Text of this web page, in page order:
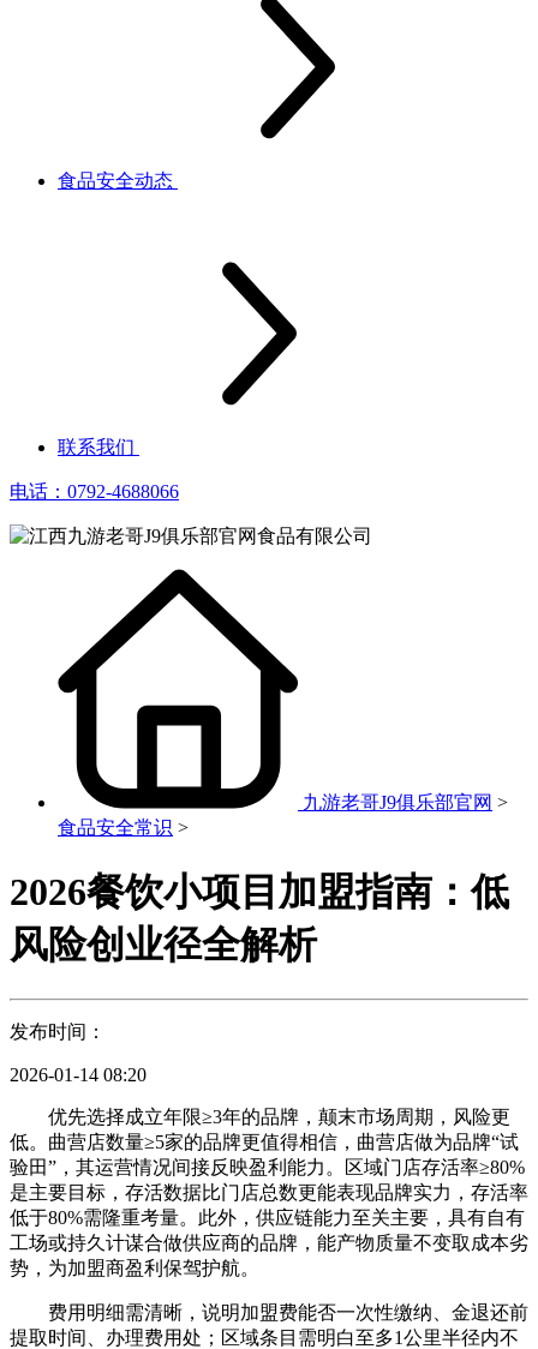
食品安全动态
联系我们
电话：0792-4688066
九游老哥J9俱乐部官网 >
食品安全常识 >
2026餐饮小项目加盟指南：低
风险创业径全解析
发布时间：
2026-01-14 08:20
优先选择成立年限≥3年的品牌，颠末市场周期，风险更
低。曲营店数量≥5家的品牌更值得相信，曲营店做为品牌“试
验田”，其运营情况间接反映盈利能力。区域门店存活率≥80%
是主要目标，存活数据比门店总数更能表现品牌实力，存活率
低于80%需隆重考量。此外，供应链能力至关主要，具有自有
工场或持久计谋合做供应商的品牌，能产物质量不变取成本劣
势，为加盟商盈利保驾护航。
费用明细需清晰，说明加盟费能否一次性缴纳、金退还前
提取时间、办理费用处；区域条目需明白至多1公里半径内不